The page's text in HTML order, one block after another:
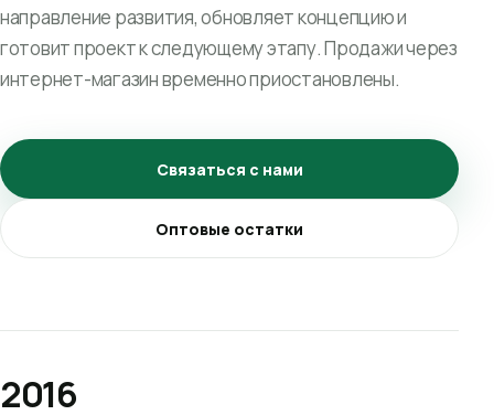
направление развития, обновляет концепцию и
готовит проект к следующему этапу. Продажи через
интернет-магазин временно приостановлены.
Связаться с нами
Оптовые остатки
2016